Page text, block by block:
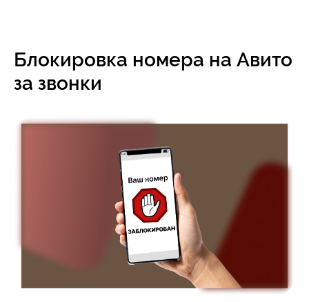
Блокировка номера на Авито
за звонки